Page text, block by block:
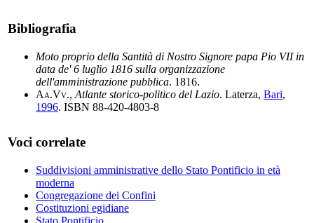
Bibliografia
Moto proprio della Santità di Nostro Signore papa Pio VII in
data de' 6 luglio 1816 sulla organizzazione
dell'amministrazione pubblica. 1816.
Aa.Vv., Atlante storico-politico del Lazio. Laterza, Bari,
1996. ISBN 88-420-4803-8
Voci correlate
Suddivisioni amministrative dello Stato Pontificio in età
moderna
Congregazione dei Confini
Costituzioni egidiane